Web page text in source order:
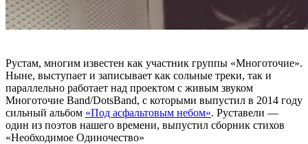
Рустам, многим известен как участник группы «Многоточие».
Ныне, выступает и записывает как сольные треки, так и
параллельно работает над проектом с живым звуком
Многоточие Band/DotsBand, с которыми выпустил в 2014 году
сильный альбом «Под асфальтовым небом». Руставели —
один из поэтов нашего времени, выпустил сборник стихов
«Необходимое Одиночество»